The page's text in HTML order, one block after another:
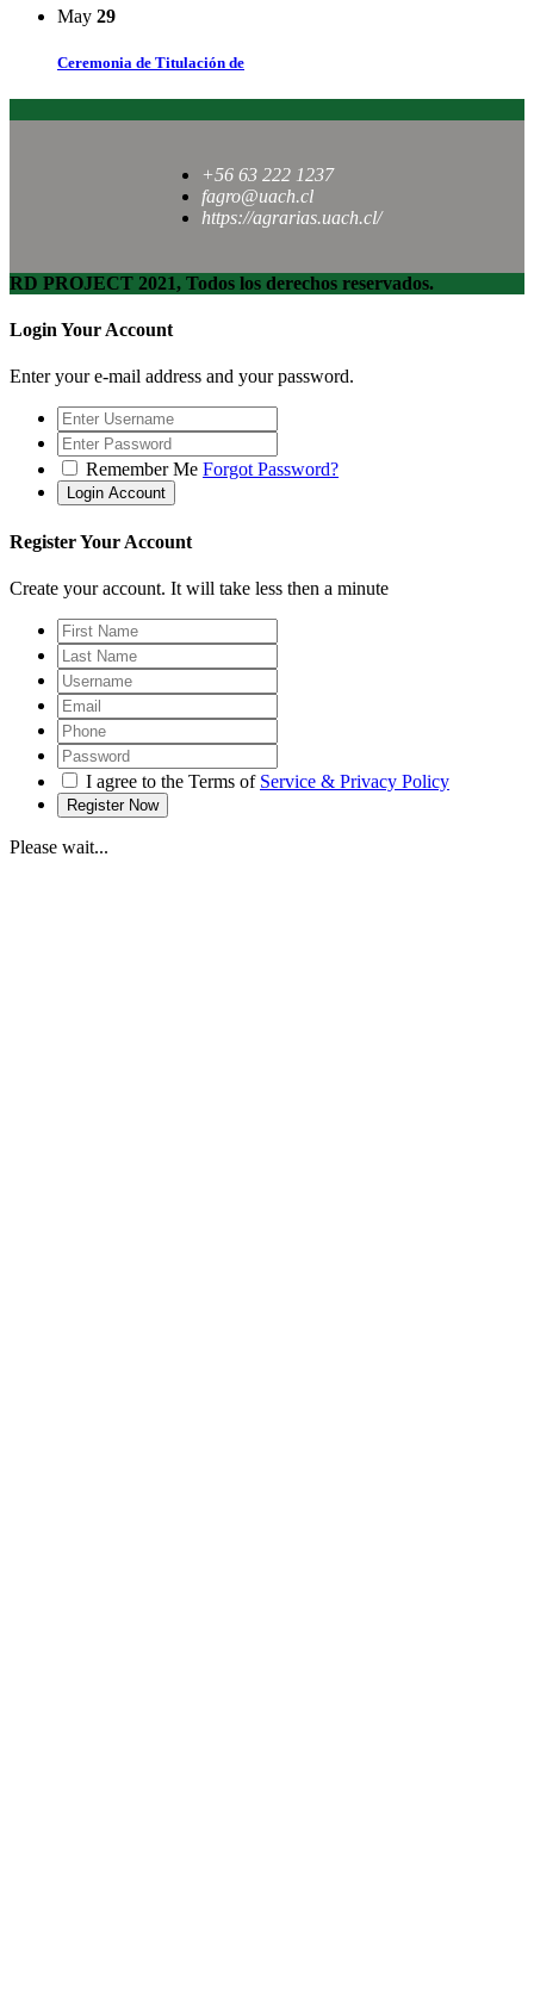
May 29
Ceremonia de Titulación de
+56 63 222 1237
fagro@uach.cl
https://agrarias.uach.cl/
RD PROJECT 2021, Todos los derechos reservados.
Login Your Account
Enter your e-mail address and your password.
Remember Me Forgot Password?
Register Your Account
Create your account. It will take less then a minute
I agree to the Terms of Service & Privacy Policy
Please wait...